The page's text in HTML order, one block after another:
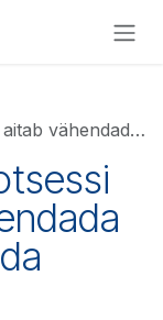
ja parandada täpsust